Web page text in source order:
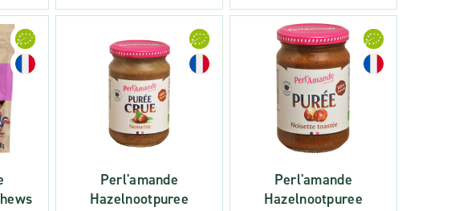
Perl'amande
Hazelnootpuree
Perl'amande
Hazelnootpuree